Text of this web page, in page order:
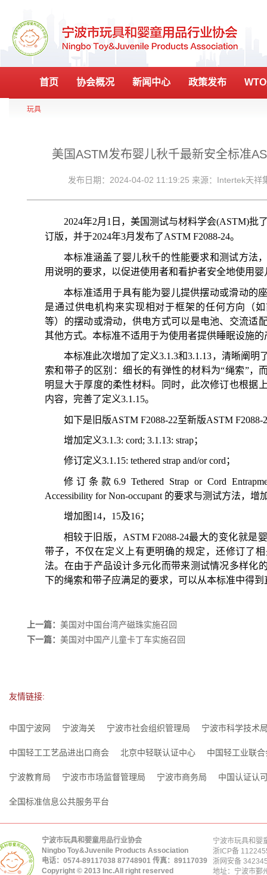
首页 协会概况 新闻中心 政策发布
玩具
美国ASTM发布婴儿秋千最新安全标准
发布日期：2024-04-02 11:19:25 来源：Intertek天祥
2024年2月1日，美国测试与材料学会(ASTM)批
订版，并于2024年3月发布了ASTM F2088-24。
本标准涵盖了婴儿秋千的性能要求和测试方法
用说明的要求，以促进使用者和看护者安全地使用婴
本标准适用于具有能为婴儿提供摆动或滑动的
是通过供电机构来实现相对于框架的任何方向（
等）的摆动或滑动，供电方式可以是电池、交流适
其他方式。本标准不适用于为使用者提供睡眠设施的
本标准此次增加了定义3.1.3和3.1.13，清晰阐明
索和带子的区别：细长的有弹性的材料为“绳索”，
明显大于厚度的柔性材料。同时，此次修订也根据
内容，完善了定义3.1.15。
如下是旧版ASTM F2088-22至新版ASTM F2088-
增加定义3.1.3: cord; 3.1.13: strap；
修订定义3.1.15: tethered strap and/or cord；
修订条款6.9 Tethered Strap or Cord
Accessibility for Non-occupant 的要求与测试方法，增
增加图14，15及16；
相较于旧版，ASTM F2088-24最大的变化就是
带子，不仅在定义上有更明确的规定，还修订了
法。在由于产品设计多元化而带来测试情况多样化
下的绳索和带子应满足的要求，可以从本标准中得到
上一篇： 美国对中国台湾产磁珠实施召回
下一篇： 美国对中国产儿童卡丁车实施召回
友情链接:
中国宁波网 宁波海关 宁波市社会组织管理局 宁波市科学技术
中国轻工工艺品进出口商会 北京中轻联认证中心 中国轻工业联合
宁波教育局 宁波市市场监督管理局 宁波市商务局 中国认证认
全国标准信息公共服务平台
宁波市玩具和婴童用品行业协会
Ningbo Toy&Juvenile Products Association
电话：0574-89117038 87748901 传真：89117039
Copyright © 2013 Inc.All right reserved
宁波市玩具和婴
浙ICP备
浙网安备
地址：宁波市鄞